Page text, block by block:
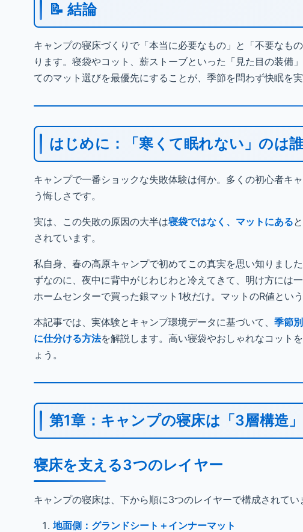
📝 結論
キャンプの寝床づくりで「本当に必要なもの」と「不要なも
ります。寝袋やコット、薪ストーブといった「見た目の装備
てのマット選びを最優先にすることが、季節を問わず快眠を
はじめに：「寒くて眠れない」のは
キャンプで一番ショックな失敗体験は何か。多くの初心者キ
う悔しさです。
実は、この失敗の原因の大半は寝袋ではなく、マットにある
されています。
私自身、春の高原キャンプで初めてこの真実を思い知りまし
ずなのに、夜中に背中がじわじわと冷えてきて、明け方には
ホームセンターで買った銀マット1枚だけ。マットのR値とい
本記事では、実体験とキャンプ環境データに基づいて、 季節
に仕分ける方法を解説します。高い寝袋やおしゃれなコット
ょう。
第1章：キャンプの寝床は「3層構造
寝床を支える3つのレイヤー
キャンプの寝床は、下から順に3つのレイヤーで構成されてい
地面側：グランドシート＋インナーマット